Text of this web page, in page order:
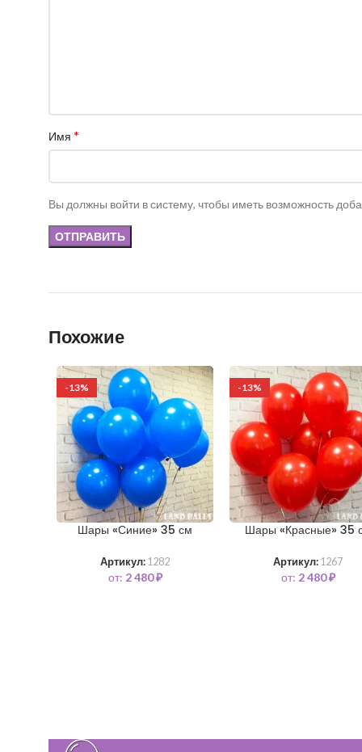
Имя *
Вы должны войти в систему, чтобы иметь возможность
Похожие
-13%
Шары «Синие» 35 см
Артикул: 1282
от: 2 480₽
-13%
Шары «Красные» 35
Артикул: 1267
от: 2 480₽